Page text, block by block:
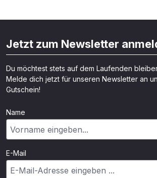
Jetzt zum Newsletter
Du möchtest stets auf dem Laufenden
Melde dich jetzt für unseren Newsletter an
Gutschein!
Name
E-Mail